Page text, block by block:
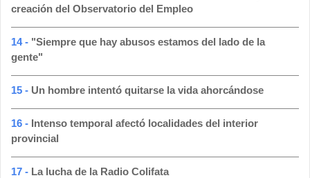
creación del Observatorio del Empleo
14 - "Siempre que hay abusos estamos del lado de la
gente"
15 - Un hombre intentó quitarse la vida ahorcándose
16 - Intenso temporal afectó localidades del interior
provincial
17 - La lucha de la Radio Colifata